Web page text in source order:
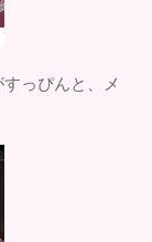
っぴんと、メ